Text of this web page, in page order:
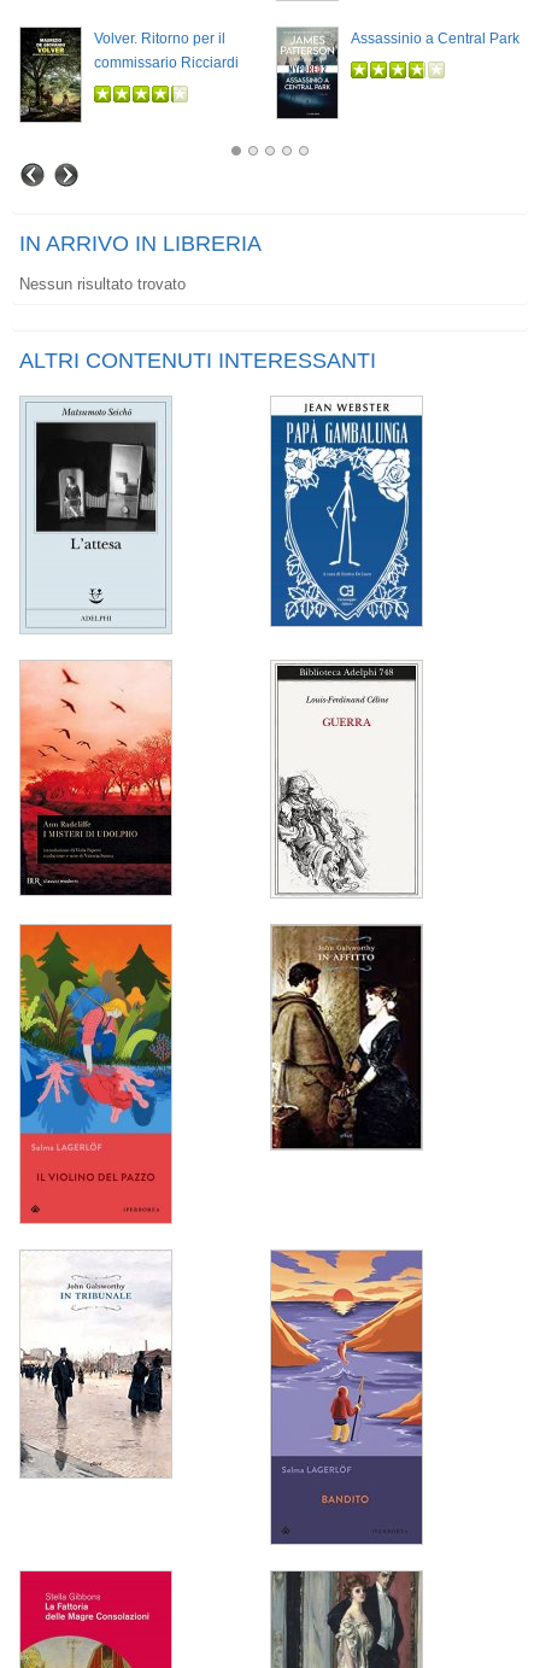
Volver. Ritorno per il
commissario Ricciardi
Assassinio a Central Park
IN ARRIVO IN LIBRERIA
Nessun risultato trovato
ALTRI CONTENUTI INTERESSANTI